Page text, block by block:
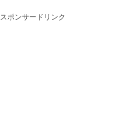
スポンサードリンク